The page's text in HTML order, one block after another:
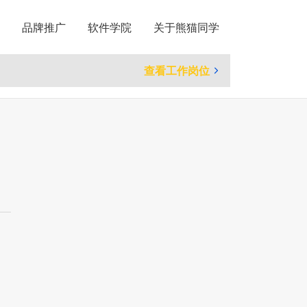
品牌推广 软件学院 关于熊猫同学
查看工作岗位